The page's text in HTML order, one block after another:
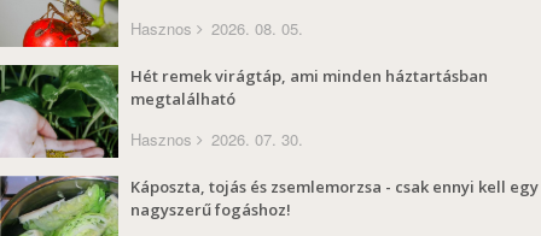
Hasznos 2026. 08. 05.
Hét remek virágtáp, ami minden háztartásban
megtalálható
Hasznos 2026. 07. 30.
Káposzta, tojás és zsemlemorzsa - csak ennyi kell egy
nagyszerű fogáshoz!